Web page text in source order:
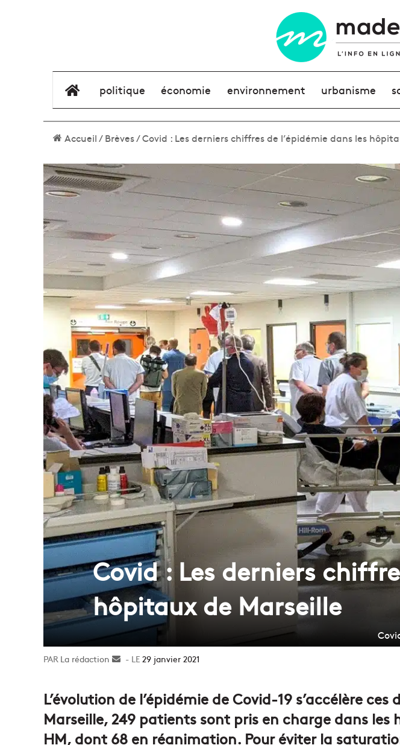
élément de menu
politique économie environnement urbanisme
Accueil/Brèves/Covid : Les derniers chiffres de l’épidémie dans les
Covid : Les derniers
hôpitaux de Marseille
La rédaction
Envoyer29 janvier 2021
L’évolution de l’épidémie de Covid-19 s’accélère ces
Marseille, 249 patients sont pris en charge dans les
HM, dont 68 en réanimation. Pour éviter la